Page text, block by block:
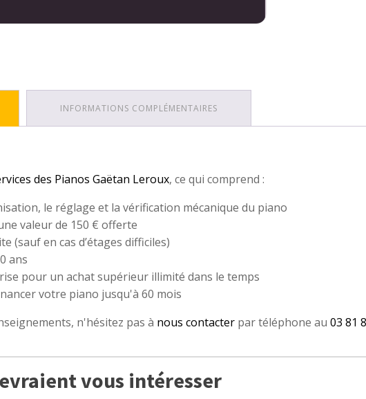
INFORMATIONS COMPLÉMENTAIRES
des Pianos Gaëtan Leroux, ce qui comprend :
le réglage et la vérification mécanique du piano
valeur de 150 € offerte
(sauf en cas d’étages difficiles)
ans
pour un achat supérieur illimité dans le temps
votre piano jusqu'à 60 mois
n'hésitez pas à nous contacter par téléphone au 03 81
vous intéresser